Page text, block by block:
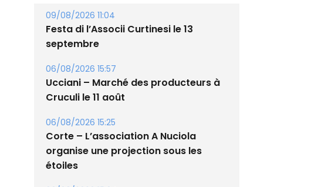
Les brèves
09/08/2026 11:04
septembre
06/08/2026 15:57
Cruculi le 11 août
06/08/2026 15:25
Corte – L’association A Nuciola